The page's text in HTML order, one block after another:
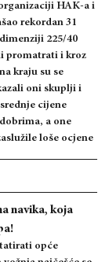
HAK-a i
rekordan 31
225/40
promatrati i kroz
kraju su se
oni skuplji i
cijene
a one
loše ocjene
navika, koja
opće